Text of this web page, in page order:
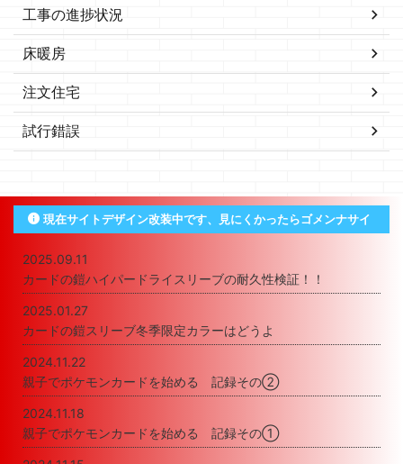
工事の進捗状況
床暖房
注文住宅
試行錯誤
現在サイトデザイン改装中です、見にくかったらゴメンナサイ
2025.09.11
カードの鎧ハイパードライスリーブの耐久性検証！！
2025.01.27
カードの鎧スリーブ冬季限定カラーはどうよ
2024.11.22
親子でポケモンカードを始める 記録その②
2024.11.18
親子でポケモンカードを始める 記録その①